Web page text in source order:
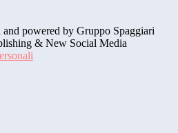
powered by Gruppo Spaggiari
& New Social Media